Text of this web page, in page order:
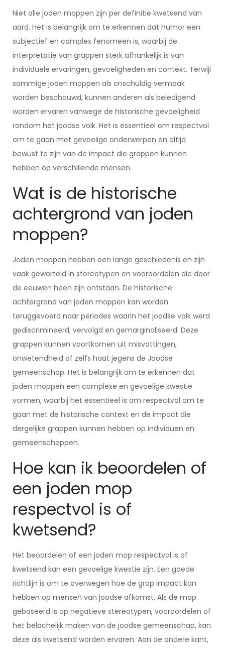
Niet alle joden moppen zijn per definitie kwetsend van
aard. Het is belangrijk om te erkennen dat humor een
subjectief en complex fenomeen is, waarbij de
interpretatie van grappen sterk afhankelijk is van
individuele ervaringen, gevoeligheden en context. Terwijl
sommige joden moppen als onschuldig vermaak
worden beschouwd, kunnen anderen als beledigend
worden ervaren vanwege de historische gevoeligheid
rondom het joodse volk. Het is essentieel om respectvol
om te gaan met gevoelige onderwerpen en altijd
bewust te zijn van de impact die grappen kunnen
hebben op verschillende mensen.
Wat is de historische
achtergrond van joden
moppen?
Joden moppen hebben een lange geschiedenis en zijn
vaak geworteld in stereotypen en vooroordelen die door
de eeuwen heen zijn ontstaan. De historische
achtergrond van joden moppen kan worden
teruggevoerd naar periodes waarin het joodse volk werd
gediscrimineerd, vervolgd en gemarginaliseerd. Deze
grappen kunnen voortkomen uit misvattingen,
onwetendheid of zelfs haat jegens de Joodse
gemeenschap. Het is belangrijk om te erkennen dat
joden moppen een complexe en gevoelige kwestie
vormen, waarbij het essentieel is om respectvol om te
gaan met de historische context en de impact die
dergelijke grappen kunnen hebben op individuen en
gemeenschappen.
Hoe kan ik beoordelen of
een joden mop
respectvol is of
kwetsend?
Het beoordelen of een joden mop respectvol is of
kwetsend kan een gevoelige kwestie zijn. Een goede
richtlijn is om te overwegen hoe de grap impact kan
hebben op mensen van joodse afkomst. Als de mop
gebaseerd is op negatieve stereotypen, vooroordelen of
het belachelijk maken van de joodse gemeenschap, kan
deze als kwetsend worden ervaren. Aan de andere kant,